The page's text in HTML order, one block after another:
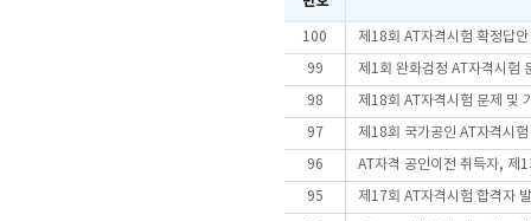
100 제18회 AT자격시험 확정답
99 제1회 완화검정 AT자격시험
98 제18회 AT자격시험 문제 및
97 제18회 국가공인 AT자격시
96 AT자격 공인이전 취득자, 제
95 제17회 AT자격시험 합격자